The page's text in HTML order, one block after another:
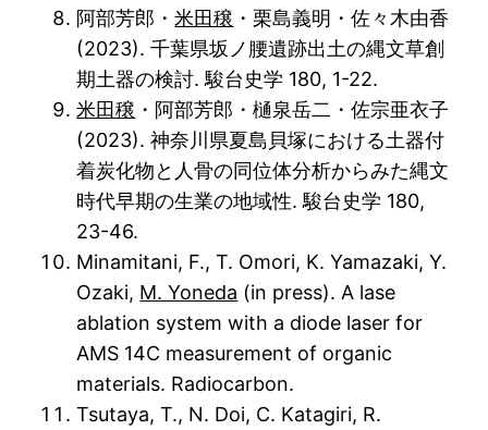
阿部芳郎・米田穣 ・栗島義明・佐々木由香
(2023). 千葉県坂ノ腰遺跡出土の縄文草創
期土器の検討. 駿台史学 180, 1-22.
米田穣 ・阿部芳郎・樋泉岳二・佐宗亜衣子
(2023). 神奈川県夏島貝塚における土器付
着炭化物と人骨の同位体分析からみた縄文
時代早期の生業の地域性. 駿台史学 180,
23-46.
Minamitani, F., T. Omori, K. Yamazaki, Y.
Ozaki, M. Yoneda (in press). A lase
ablation system with a diode laser for
AMS 14C measurement of organic
materials. Radiocarbon.
Tsutaya, T., N. Doi, C. Katagiri, R.